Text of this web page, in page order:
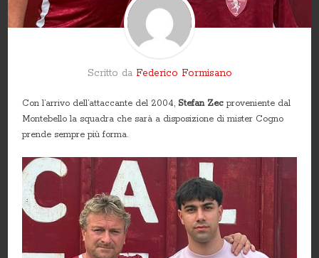
Scritto da Federico Formisano
Con l’arrivo dell’attaccante del 2004, Stefan Zec proveniente dal
Montebello la squadra che sarà a disposizione di mister Cogno
prende sempre più forma.